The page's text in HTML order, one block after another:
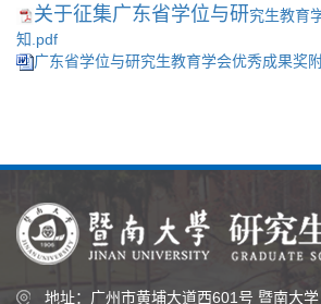
关于征集广东省学位与研究生教育
知.pdf
广东省学位与研究生教育学会优秀成果奖
地址：广州市黄埔大道西601号 暨南大